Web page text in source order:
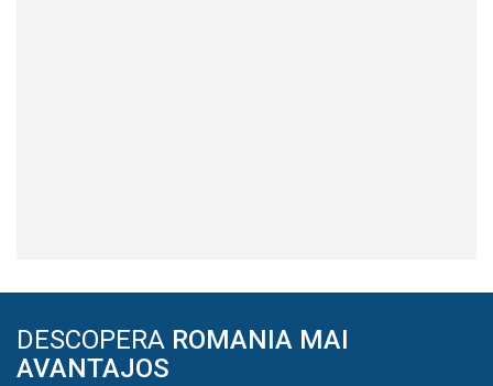
DESCOPERA ROMANIA MAI
AVANTAJOS